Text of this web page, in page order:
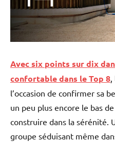
Avec six points sur dix
confortable dans le Top 8,
l’occasion de confirmer sa
un peu plus encore le bas
construire dans la sérénité.
groupe séduisant même